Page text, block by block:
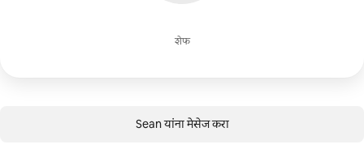
शेफ
Sean यांना मेसेज करा